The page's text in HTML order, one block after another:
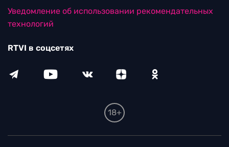
Уведомление об использовании рекомендательных
технологий
RTVI в соцсетях
18+